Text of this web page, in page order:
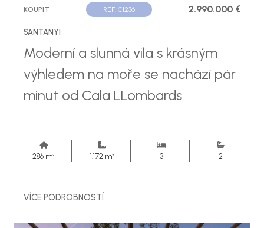
KOUPIT REF. C1236 2.990.000 €
SANTANYI
Moderní a slunná vila s krásným
výhledem na moře se nachází pár
minut od Cala LLombards
286 m² 1.172 m² 3 2
VÍCE PODROBNOSTÍ